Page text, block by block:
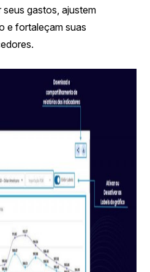
gastos, ajustem
e fortaleçam suas